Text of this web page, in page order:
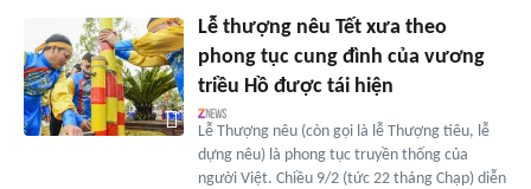
Lễ thượng nêu Tết xưa theo
phong tục cung đình của vương
triều Hồ được tái hiện
Lễ Thượng nêu (còn gọi là lễ Thượng tiêu, lễ
dựng nêu) là phong tục truyền thống của
người Việt. Chiều 9/2 (tức 22 tháng Chạp) diễn